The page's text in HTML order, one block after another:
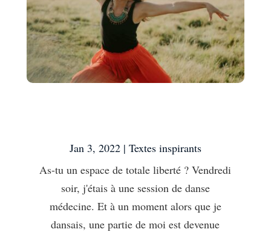
Jan 3, 2022| Textes inspirants
As-tu un espace de totale liberté ? Vendredi
soir, j'étais à une session de danse
médecine. Et à un moment alors que je
dansais, une partie de moi est devenue